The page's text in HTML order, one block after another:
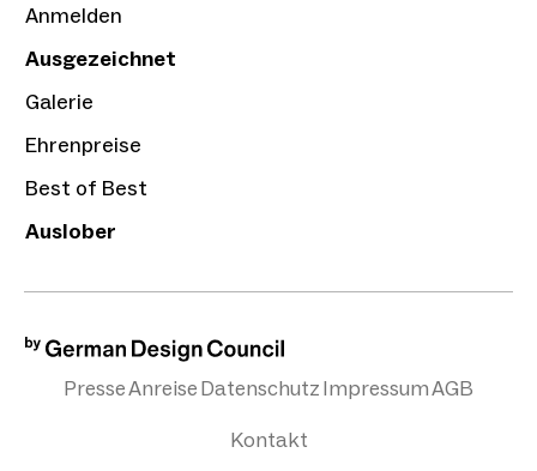
Anmelden
Ausgezeichnet
Galerie
Ehrenpreise
Best of Best
Auslober
PresseAnreiseDatenschutzImpressumAGB
Kontakt